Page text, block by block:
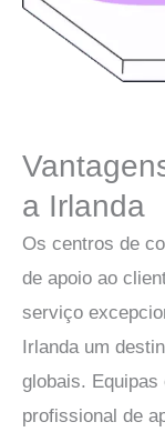
a Irlanda
Os centros de
de apoio ao
serviço
Irlanda um
globais.
profissional de